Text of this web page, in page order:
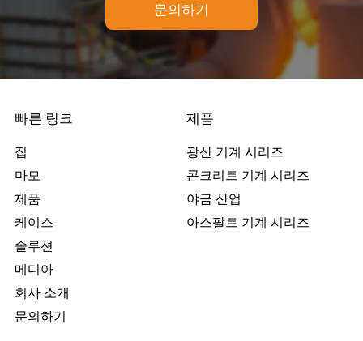
문의하기
빠른 링크
집
마모
제품
케이스
솔루션
메디아
회사 소개
문의하기
제품
광산 기계 시리즈
콘크리트 기계 시리즈
야금 산업
아스팔트 기계 시리즈